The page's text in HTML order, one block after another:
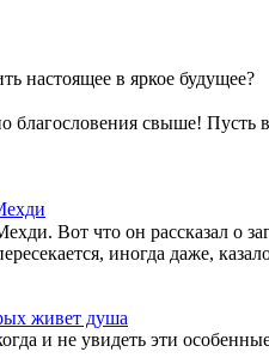
настоящее в яркое будущее?
свыше! Пусть
Вот что он рассказал о
иногда даже,
живет душа
и не увидеть эти